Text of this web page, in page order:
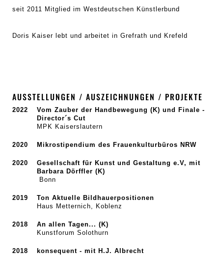
seit 2011 Mitglied im Westdeutschen Künstlerbund
Doris Kaiser lebt und arbeitet in Grefrath und Krefeld
AUSSTELLUNGEN / AUSZEICHNUNGEN / PROJEKTE
2022
Vom Zauber der Handbewegung (K) und Finale -
Director´s Cut
MPK Kaiserslautern
2020 Mikrostipendium des Frauenkulturbüros NRW
2020
Gesellschaft für Kunst und Gestaltung e.V, mit
Barbara Dörffler (K)
Bonn
2019
Ton Aktuelle Bildhauerpositionen
Haus Metternich, Koblenz
2018
An allen Tagen... (K)
Kunstforum Solothurn
2018
konsequent - mit H.J. Albrecht